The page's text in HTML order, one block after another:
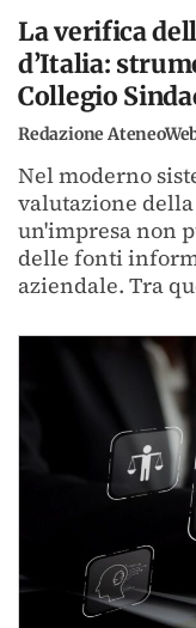
La verifica
d’Italia:
Collegio
Redazione
Nel moderno
valutazione
un'impresa non
delle fonti
aziendale. Tra